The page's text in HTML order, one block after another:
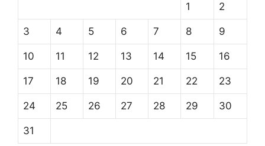
1 2
3 4 5 6 7 8 9
10 11 12 13 14 15 16
17 18 19 20 21 22 23
24 25 26 27 28 29 30
31